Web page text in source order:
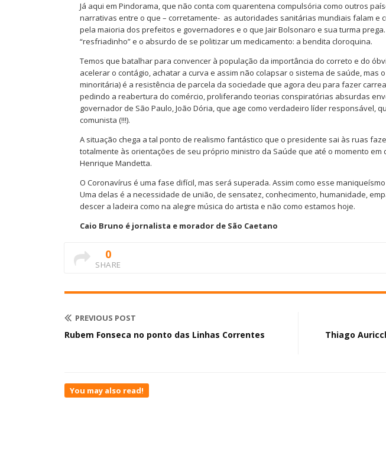
Já aqui em Pindorama, que não conta com quarentena compulsória como outros
narrativas entre o que – corretamente- as autoridades sanitárias mundiais falam e
pela maioria dos prefeitos e governadores e o que Jair Bolsonaro e sua turma
“resfriadinho” e o absurdo de se politizar um medicamento: a bendita cloroquina.
Temos que batalhar para convencer à população da importância do correto e do
acelerar o contágio, achatar a curva e assim não colapsar o sistema de saúde, mas
minoritária) é a resistência de parcela da sociedade que agora deu para fazer
pedindo a reabertura do comércio, proliferando teorias conspiratórias absurdas
governador de São Paulo, João Dória, que age como verdadeiro líder responsável,
comunista (!!!).
A situação chega a tal ponto de realismo fantástico que o presidente sai às ruas
totalmente às orientações de seu próprio ministro da Saúde que até o momento em
Henrique Mandetta.
O Coronavírus é uma fase difícil, mas será superada. Assim como esse
Uma delas é a necessidade de união, de sensatez, conhecimento, humanidade,
descer a ladeira como na alegre música do artista e não como estamos hoje.
Caio Bruno é jornalista e morador de São Caetano
0
SHARE
PREVIOUS POST
Rubem Fonseca no ponto das Linhas Correntes
Thiago
You may also read!